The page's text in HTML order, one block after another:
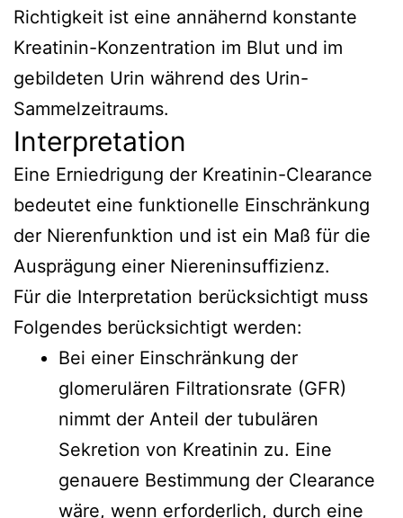
Richtigkeit ist eine annähernd konstante
Kreatinin-Konzentration im Blut und im
gebildeten Urin während des Urin-
Sammelzeitraums.
Interpretation
Eine Erniedrigung der Kreatinin-Clearance
bedeutet eine funktionelle Einschränkung
der Nierenfunktion und ist ein Maß für die
Ausprägung einer Niereninsuffizienz.
Für die Interpretation berücksichtigt muss
Folgendes berücksichtigt werden:
Bei einer Einschränkung der
glomerulären Filtrationsrate (GFR)
nimmt der Anteil der tubulären
Sekretion von Kreatinin zu. Eine
genauere Bestimmung der Clearance
wäre, wenn erforderlich, durch eine